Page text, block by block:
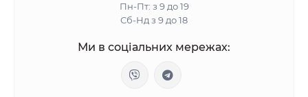
Пн-Пт: з 9 до 19
Сб-Нд з 9 до 18
Ми в соціальних мережах: